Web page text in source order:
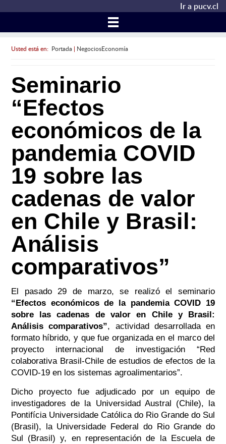
Ir a pucv.cl
Usted está en: Portada| NegociosEconomía
Seminario
“Efectos
económicos de la
pandemia COVID
19 sobre las
cadenas de valor
en Chile y Brasil:
Análisis
comparativos”
El pasado 29 de marzo, se realizó el seminario
“Efectos económicos de la pandemia COVID 19
sobre las cadenas de valor en Chile y Brasil:
Análisis comparativos”, actividad desarrollada en
formato híbrido, y que fue organizada en el marco del
proyecto internacional de investigación “Red
colaborativa Brasil-Chile de estudios de efectos de la
COVID-19 en los sistemas agroalimentarios”.
Dicho proyecto fue adjudicado por un equipo de
investigadores de la Universidad Austral (Chile), la
Pontifícia Universidade Católica do Rio Grande do Sul
(Brasil), la Universidade Federal do Rio Grande do
Sul (Brasil) y, en representación de la Escuela de